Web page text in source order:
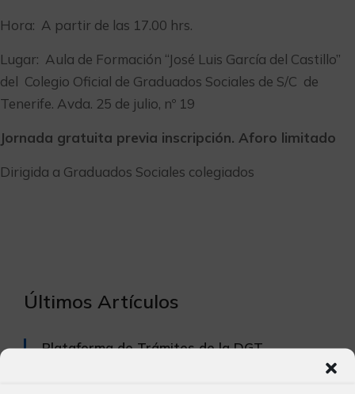
Hora: A partir de las 17.00 hrs.
Lugar: Aula de Formación “José Luis García del Castillo”
del Colegio Oficial de Graduados Sociales de S/C de
Tenerife. Avda. 25 de julio, nº 19
Jornada gratuita previa inscripción. Aforo limitado
Dirigida a Graduados Sociales colegiados
Últimos Artículos
Plataforma de Trámites de la DGT